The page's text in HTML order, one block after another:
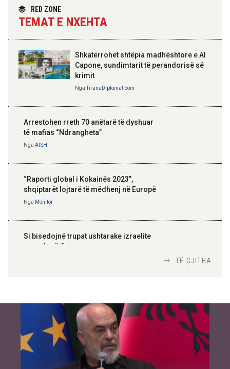
RED ZONE
TEMAT E NXEHTA
Shkatërrohet shtëpia madhështore e Al
Capone, sundimtarit të perandorisë së
krimit
Nga TiranaDiplomat.com
Arrestohen rreth 70 anëtarë të dyshuar
të mafias “Ndrangheta”
Nga ATSH
“Raporti global i Kokainës 2023”,
shqiptarët lojtarë të mëdhenj në Europë
Nga Monitor
Si bisedojnë trupat ushtarake izraelite
me robotët?
inteligjente izraelite
Or Shalom
TË GJITHA